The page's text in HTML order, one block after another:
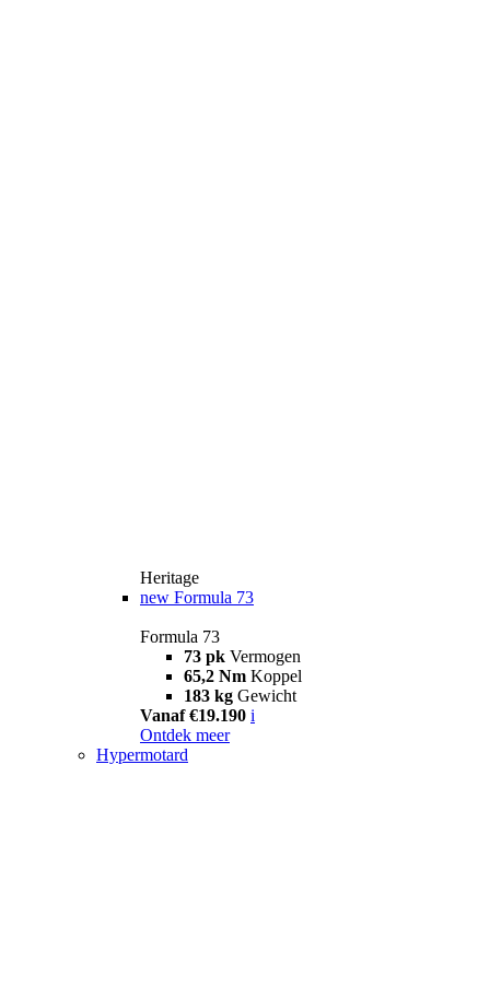
Heritage
new Formula 73
Formula 73
73 pk Vermogen
65,2 Nm Koppel
183 kg Gewicht
Vanaf €19.190 i
Ontdek meer
Hypermotard